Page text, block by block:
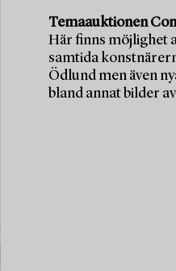
Temaauktionen
Här finns möjlighet
samtida
Ödlund men även
bland annat bilder